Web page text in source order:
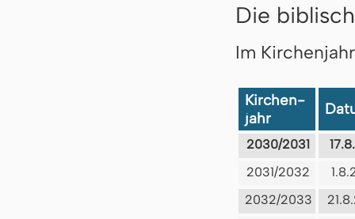
Die
Im
Kirchen-
jahr
2030/2031
2031/2032
2032/2033